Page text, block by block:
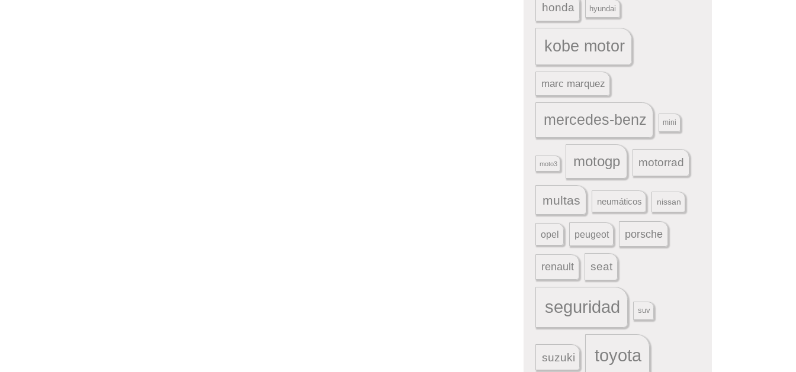
honda hyundai
kobe motor
marc marquez
mercedes-benz mini
moto3 motogp motorrad
multas neumáticos nissan
opel peugeot porsche
renault seat
seguridad suv
suzuki toyota